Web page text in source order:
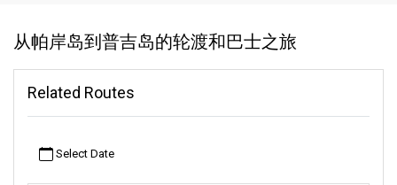
从帕岸岛到普吉岛的轮渡和巴士之旅
Related Routes
Select Date